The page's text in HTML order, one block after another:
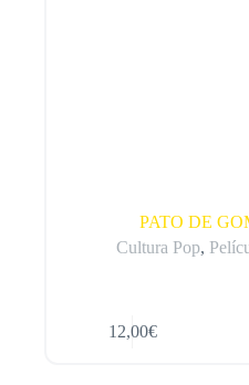
PATO DE
Cultura Pop,
12,00€